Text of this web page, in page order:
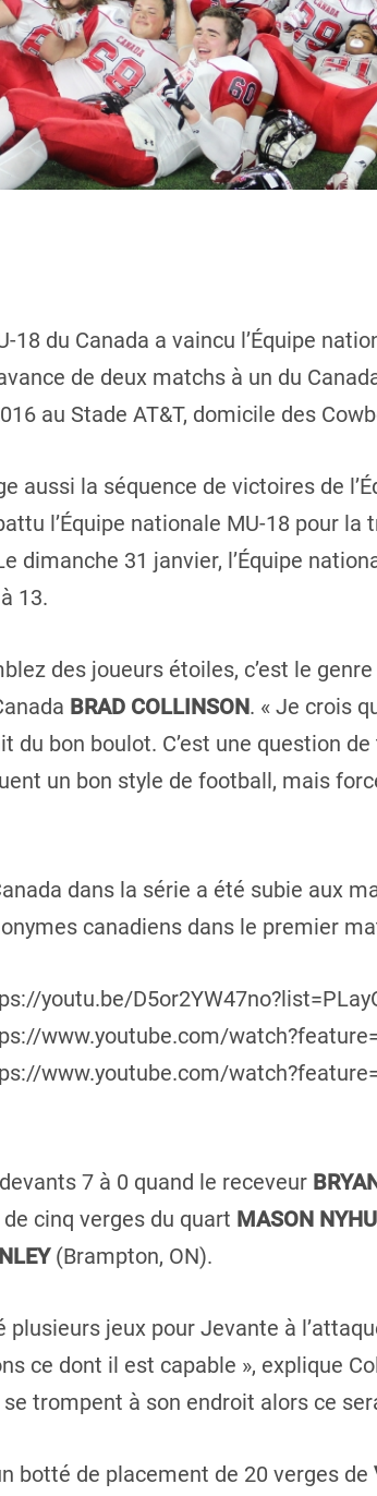
18 du Canada a vaincu l’Équipe
de deux matchs à un du
au Stade AT&T, domicile des
aussi la séquence de victoires de
l’Équipe nationale MU-18 pour
dimanche 31 janvier, l’Équipe
13.
des joueurs étoiles, c’est le
BRAD COLLINSON. « Je crois
du bon boulot. C’est une question
un bon style de football, mais
dans la série a été subie aux
canadiens dans le premier
youtu.be/
www.youtube.com/
www.youtube.com/
7 à 0 quand le receveur
cinq verges du quart MASON
(Brampton, ON).
plusieurs jeux pour Jevante à
ce dont il est capable », explique
trompent à son endroit alors ce
botté de placement de 20 verges de